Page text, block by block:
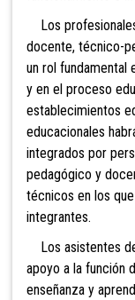
Los
docente, técnico-
un rol fundamental
y en el proceso
establecimientos
educacionales
integrados por
pedagógico y
técnicos en los
integrantes.
Los asistentes
apoyo a la función
enseñanza y